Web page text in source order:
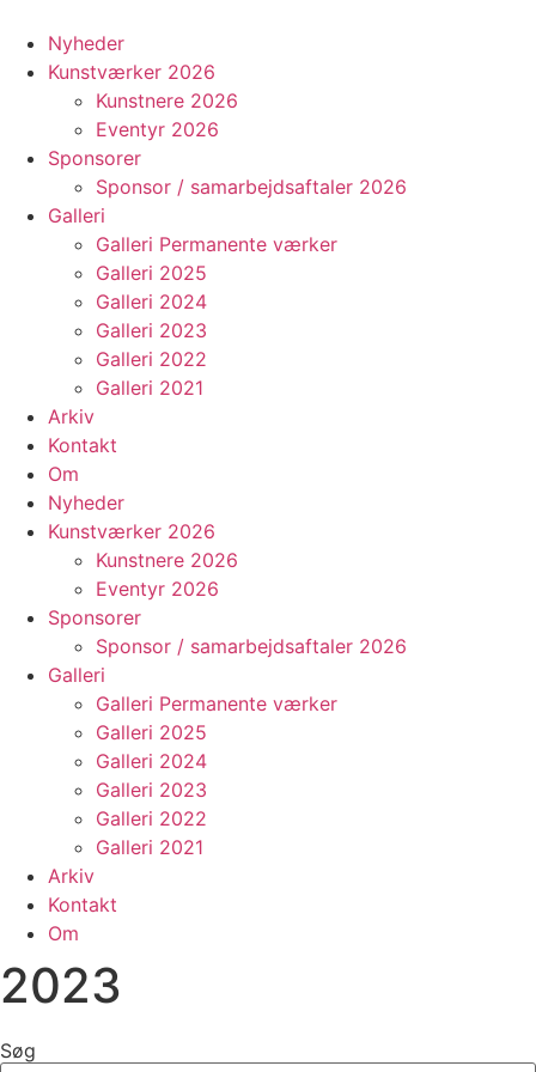
indhold
Nyheder
Kunstværker 2026
Kunstnere 2026
Eventyr 2026
Sponsorer
Sponsor / samarbejdsaftaler 2026
Galleri
Galleri Permanente værker
Galleri 2025
Galleri 2024
Galleri 2023
Galleri 2022
Galleri 2021
Arkiv
Kontakt
Om
Nyheder
Kunstværker 2026
Kunstnere 2026
Eventyr 2026
Sponsorer
Sponsor / samarbejdsaftaler 2026
Galleri
Galleri Permanente værker
Galleri 2025
Galleri 2024
Galleri 2023
Galleri 2022
Galleri 2021
Arkiv
Kontakt
Om
2023
Søg